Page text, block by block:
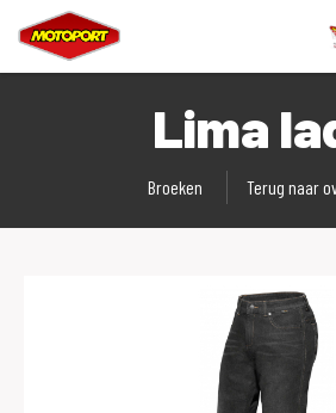
Lima
Broeken Terug naar